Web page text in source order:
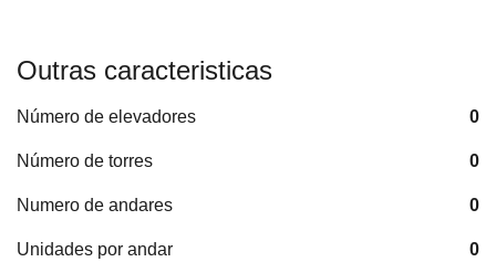
Outras caracteristicas
Número de elevadores 0
Número de torres 0
Numero de andares 0
Unidades por andar 0